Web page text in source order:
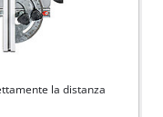
la distanza